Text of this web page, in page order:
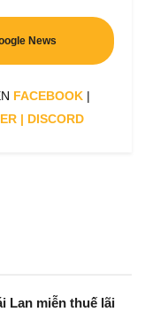
News
FACEBOOK |
| DISCORD
Lan miễn thuế lãi